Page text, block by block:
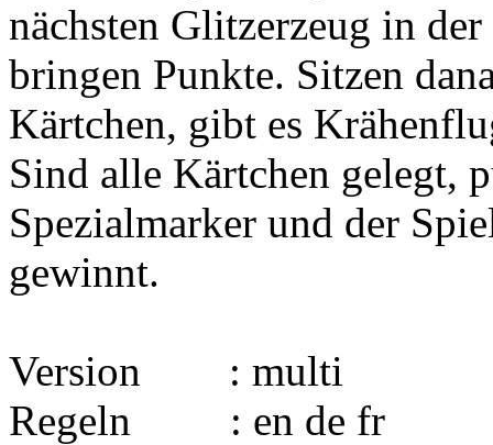
nächsten Glitzerzeug in
bringen Punkte. Sitzen
Kärtchen, gibt es
Sind alle Kärtchen gelegt,
Spezialmarker und der
gewinnt.
Version : multi
Regeln : en de fr